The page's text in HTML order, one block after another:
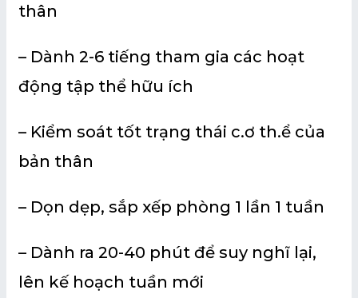
thân
– Dành 2-6 tiếng tham gia các hoạt
động tập thể hữu ích
– Kiểm soát tốt trạng thái c.ơ th.ể của
bản thân
– Dọn dẹp, sắp xếp phòng 1 lần 1 tuần
– Dành ra 20-40 phút để suy nghĩ lại,
lên kế hoạch tuần mới